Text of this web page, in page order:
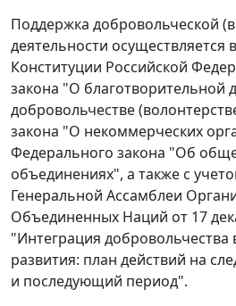
Поддержка добровольческой
деятельности осуществляется
Конституции Российской
закона "О благотворительной
добровольчестве
закона "О некоммерческих
Федерального закона "Об
объединениях", а также с
Генеральной Ассамблеи
Объединенных Наций от 17
"Интеграция добровольчества
развития: план действий на
и последующий период".